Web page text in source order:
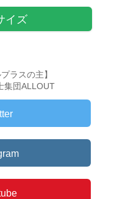
イズ
ラスの主】
集団ALLOUT